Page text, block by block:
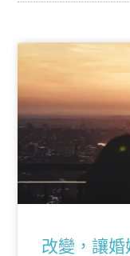
改變，讓婚